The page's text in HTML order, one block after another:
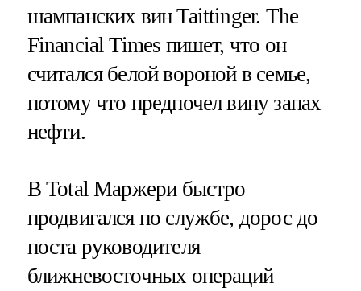
шампанских вин Taittinger. The
Financial Times пишет, что он
считался белой вороной в семье,
потому что предпочел вину запах
нефти.
В Total Маржери быстро
продвигался по службе, дорос до
поста руководителя
ближневосточных операций